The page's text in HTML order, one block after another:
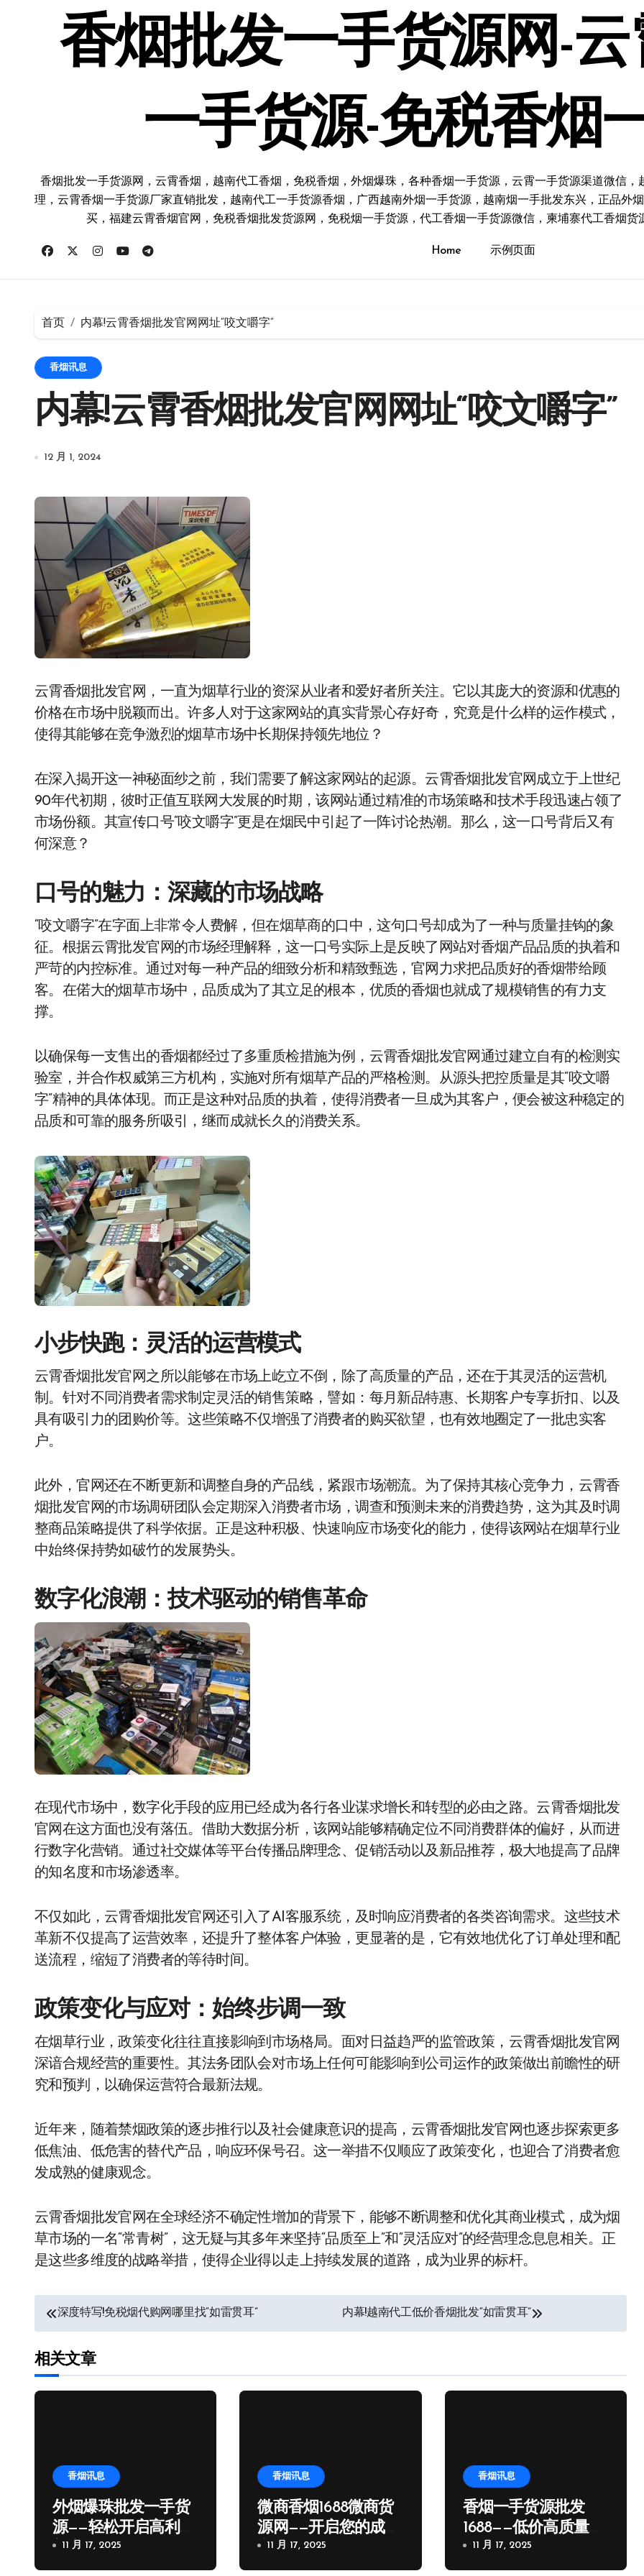
香烟批发一手货源网-
一手货源-免税香烟
香烟批发一手货源网，云霄香烟，越南代工香烟，免税香烟，外烟爆珠，各种香烟一手货源，云霄一手货源渠道微信
理，云霄香烟一手货源厂家直销批发，越南代工一手货源香烟，广西越南外烟一手货源，越南烟一手批发东兴，正品外
买，福建云霄香烟官网，免税香烟批发货源网，免税烟一手货源，代工香烟一手货源微信，柬埔寨代工香烟
Home 示例页面
首页 内幕!云霄香烟批发官网网址“咬文嚼字”
香烟讯息
内幕!云霄香烟批发官网网址“咬文嚼字”
12 月 1, 2024
云霄香烟批发官网，一直为烟草行业的资深从业者和爱好者所关注。它以其庞大的资源和优惠的
价格在市场中脱颖而出。许多人对于这家网站的真实背景心存好奇，究竟是什么样的运作模式，
使得其能够在竞争激烈的烟草市场中长期保持领先地位？
在深入揭开这一神秘面纱之前，我们需要了解这家网站的起源。云霄香烟批发官网成立于上世纪
90年代初期，彼时正值互联网大发展的时期，该网站通过精准的市场策略和技术手段迅速占领了
市场份额。其宣传口号“咬文嚼字”更是在烟民中引起了一阵讨论热潮。那么，这一口号背后又有
何深意？
口号的魅力：深藏的市场战略
“咬文嚼字”在字面上非常令人费解，但在烟草商的口中，这句口号却成为了一种与质量挂钩的象
征。根据云霄批发官网的市场经理解释，这一口号实际上是反映了网站对香烟产品品质的执着和
严苛的内控标准。通过对每一种产品的细致分析和精致甄选，官网力求把品质好的香烟带给顾
客。在偌大的烟草市场中，品质成为了其立足的根本，优质的香烟也就成了规模销售的有力支
撑。
以确保每一支售出的香烟都经过了多重质检措施为例，云霄香烟批发官网通过建立自有的检测实
验室，并合作权威第三方机构，实施对所有烟草产品的严格检测。从源头把控质量是其“咬文嚼
字”精神的具体体现。而正是这种对品质的执着，使得消费者一旦成为其客户，便会被这种稳定的
品质和可靠的服务所吸引，继而成就长久的消费关系。
小步快跑：灵活的运营模式
云霄香烟批发官网之所以能够在市场上屹立不倒，除了高质量的产品，还在于其灵活的运营机
制。针对不同消费者需求制定灵活的销售策略，譬如：每月新品特惠、长期客户专享折扣、以及
具有吸引力的团购价等。这些策略不仅增强了消费者的购买欲望，也有效地圈定了一批忠实客
户。
此外，官网还在不断更新和调整自身的产品线，紧跟市场潮流。为了保持其核心竞争力，云霄香
烟批发官网的市场调研团队会定期深入消费者市场，调查和预测未来的消费趋势，这为其及时调
整商品策略提供了科学依据。正是这种积极、快速响应市场变化的能力，使得该网站在烟草行业
中始终保持势如破竹的发展势头。
数字化浪潮：技术驱动的销售革命
在现代市场中，数字化手段的应用已经成为各行各业谋求增长和转型的必由之路。云霄香烟批发
官网在这方面也没有落伍。借助大数据分析，该网站能够精确定位不同消费群体的偏好，从而进
行数字化营销。通过社交媒体等平台传播品牌理念、促销活动以及新品推荐，极大地提高了品牌
的知名度和市场渗透率。
不仅如此，云霄香烟批发官网还引入了AI客服系统，及时响应消费者的各类咨询需求。这些技术
革新不仅提高了运营效率，还提升了整体客户体验，更显著的是，它有效地优化了订单处理和配
送流程，缩短了消费者的等待时间。
政策变化与应对：始终步调一致
在烟草行业，政策变化往往直接影响到市场格局。面对日益趋严的监管政策，云霄香烟批发官网
深谙合规经营的重要性。其法务团队会对市场上任何可能影响到公司运作的政策做出前瞻性的研
究和预判，以确保运营符合最新法规。
近年来，随着禁烟政策的逐步推行以及社会健康意识的提高，云霄香烟批发官网也逐步探索更多
低焦油、低危害的替代产品，响应环保号召。这一举措不仅顺应了政策变化，也迎合了消费者愈
发成熟的健康观念。
云霄香烟批发官网在全球经济不确定性增加的背景下，能够不断调整和优化其商业模式，成为烟
草市场的一名“常青树”，这无疑与其多年来坚持“品质至上”和“灵活应对”的经营理念息息相关。正
是这些多维度的战略举措，使得企业得以走上持续发展的道路，成为业界的标杆。
文
导
深度特写!免税烟代购网哪里找“如雷贯耳” 内幕!越南代工低价香烟批发“如雷贯耳”
相关文章
香烟讯息
外烟爆珠批发一手货
源——轻松开启高利润
新商机
11 月 17, 2025
香烟讯息
微商香烟1688微商货
源网——开启您的成功
之路
11 月 17, 2025
香烟讯息
香烟一手货源批发
1688——低价高质量，
您的批发首选
11 月 17, 2025